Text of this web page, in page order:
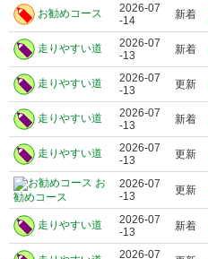
お勧めコース
2026-07
-14
新着
走りやすい道
2026-07
-13
新着
走りやすい道
2026-07
-13
更新
走りやすい道
2026-07
-13
新着
走りやすい道
2026-07
-13
更新
お
勧めコース
2026-07
-13
更新
走りやすい道
2026-07
-13
新着
2026-07